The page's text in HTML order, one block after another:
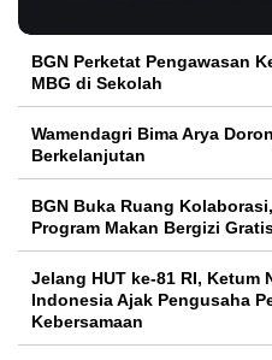
BGN Perketat Pengawasan
MBG di Sekolah
Wamendagri Bima Arya
Berkelanjutan
BGN Buka Ruang
Program Makan Bergizi
Jelang HUT ke-81 RI, Ketum
Indonesia Ajak Pengusaha
Kebersamaan